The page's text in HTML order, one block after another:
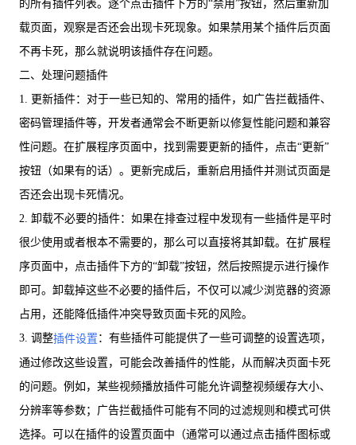
的所有插件列表。逐个点击插件下方的“禁用”按钮，然后重新加
载页面，观察是否还会出现卡死现象。如果禁用某个插件后页面
不再卡死，那么就说明该插件存在问题。
二、处理问题插件
1. 更新插件：对于一些已知的、常用的插件，如广告拦截插件、
密码管理插件等，开发者通常会不断更新以修复性能问题和兼容
性问题。在扩展程序页面中，找到需要更新的插件，点击“更新”
按钮（如果有的话）。更新完成后，重新启用插件并测试页面是
否还会出现卡死情况。
2. 卸载不必要的插件：如果在排查过程中发现有一些插件是平时
很少使用或者根本不需要的，那么可以直接将其卸载。在扩展程
序页面中，点击插件下方的“卸载”按钮，然后按照提示进行操作
即可。卸载掉这些不必要的插件后，不仅可以减少浏览器的资源
占用，还能降低插件冲突导致页面卡死的风险。
3. 调整插件设置 ：有些插件可能提供了一些可调整的设置选项，
通过修改这些设置，可能会改善插件的性能，从而解决页面卡死
的问题。例如，某些视频播放插件可能允许调整视频缓存大小、
分辨率等参数；广告拦截插件可能有不同的过滤规则和模式可供
选择。可以在插件的设置页面中（通常可以通过点击插件图标或